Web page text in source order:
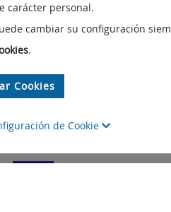
carácter personal.
cambiar su configuración
.
Cookies
de Cookie